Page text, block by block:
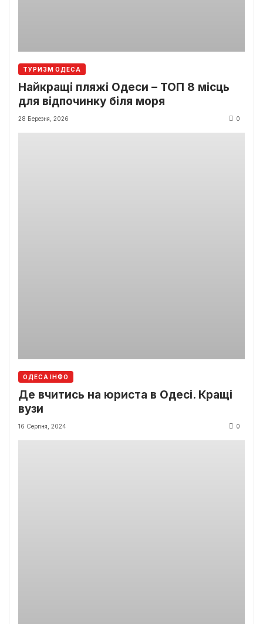
ТУРИЗМ ОДЕСА
Найкращі пляжі Одеси – ТОП 8 місць
для відпочинку біля моря
28 Березня, 2026 0
ОДЕСА ІНФО
Де вчитись на юриста в Одесі. Кращі
вузи
16 Серпня, 2024 0